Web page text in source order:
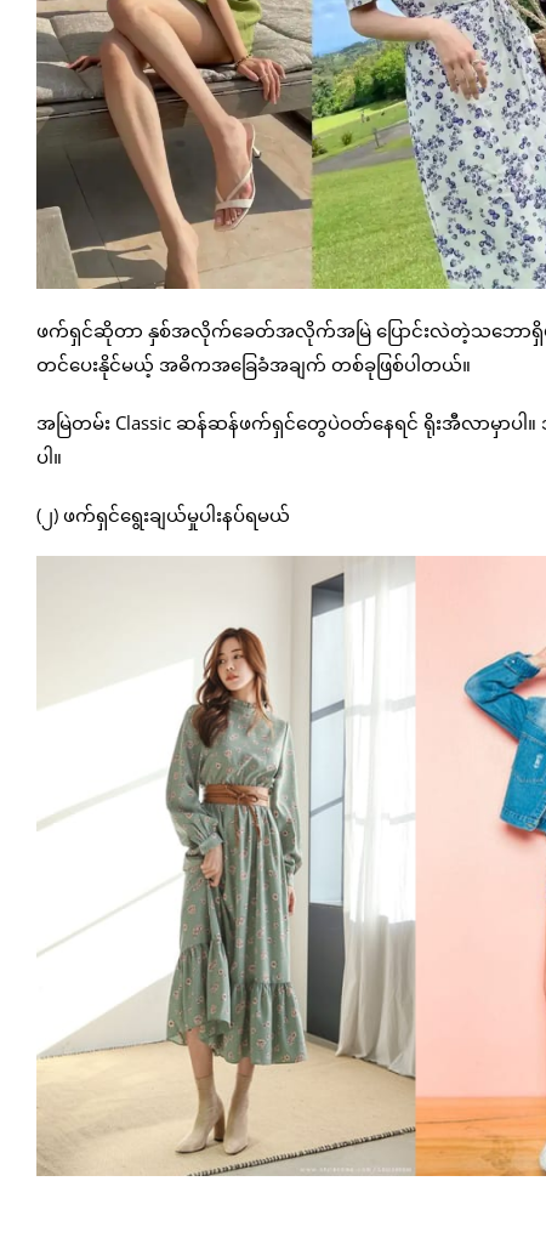
ဖက်ရှင်ဆိုတာ နှစ်အလိုက်ခေတ်အလိုက်အမြဲ ပြောင်းလဲတဲ့သဘော
တင်ပေးနိုင်မယ့် အဓိကအခြေခံအချက် တစ်ခုဖြစ်ပါတယ်။
အမြဲတမ်း Classic ဆန်ဆန်ဖက်ရှင်တွေပဲဝတ်နေရင် ရိုးအီလာမှာပ
ပါ။
(၂) ဖက်ရှင်ရွေးချယ်မှုပါးနပ်ရမယ်